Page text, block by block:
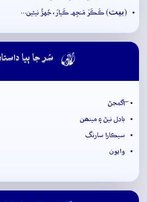
(بيت) ڪَڪَرَ مَنجِهہ ڪَپارَ، جُهڙُ نيڻين…
 سُر جا ٻيا
آگمجڻ
بادل نيڻ ۽ مينھن
سيڪارا سارنگ
وايون